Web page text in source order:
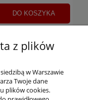
DO KOSZYKA
z plików
w Warszawie
Twoje dane
plików cookies.